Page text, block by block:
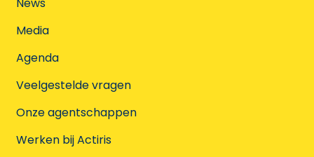
Media
Agenda
Veelgestelde vragen
Onze agentschappen
Werken bij Actiris